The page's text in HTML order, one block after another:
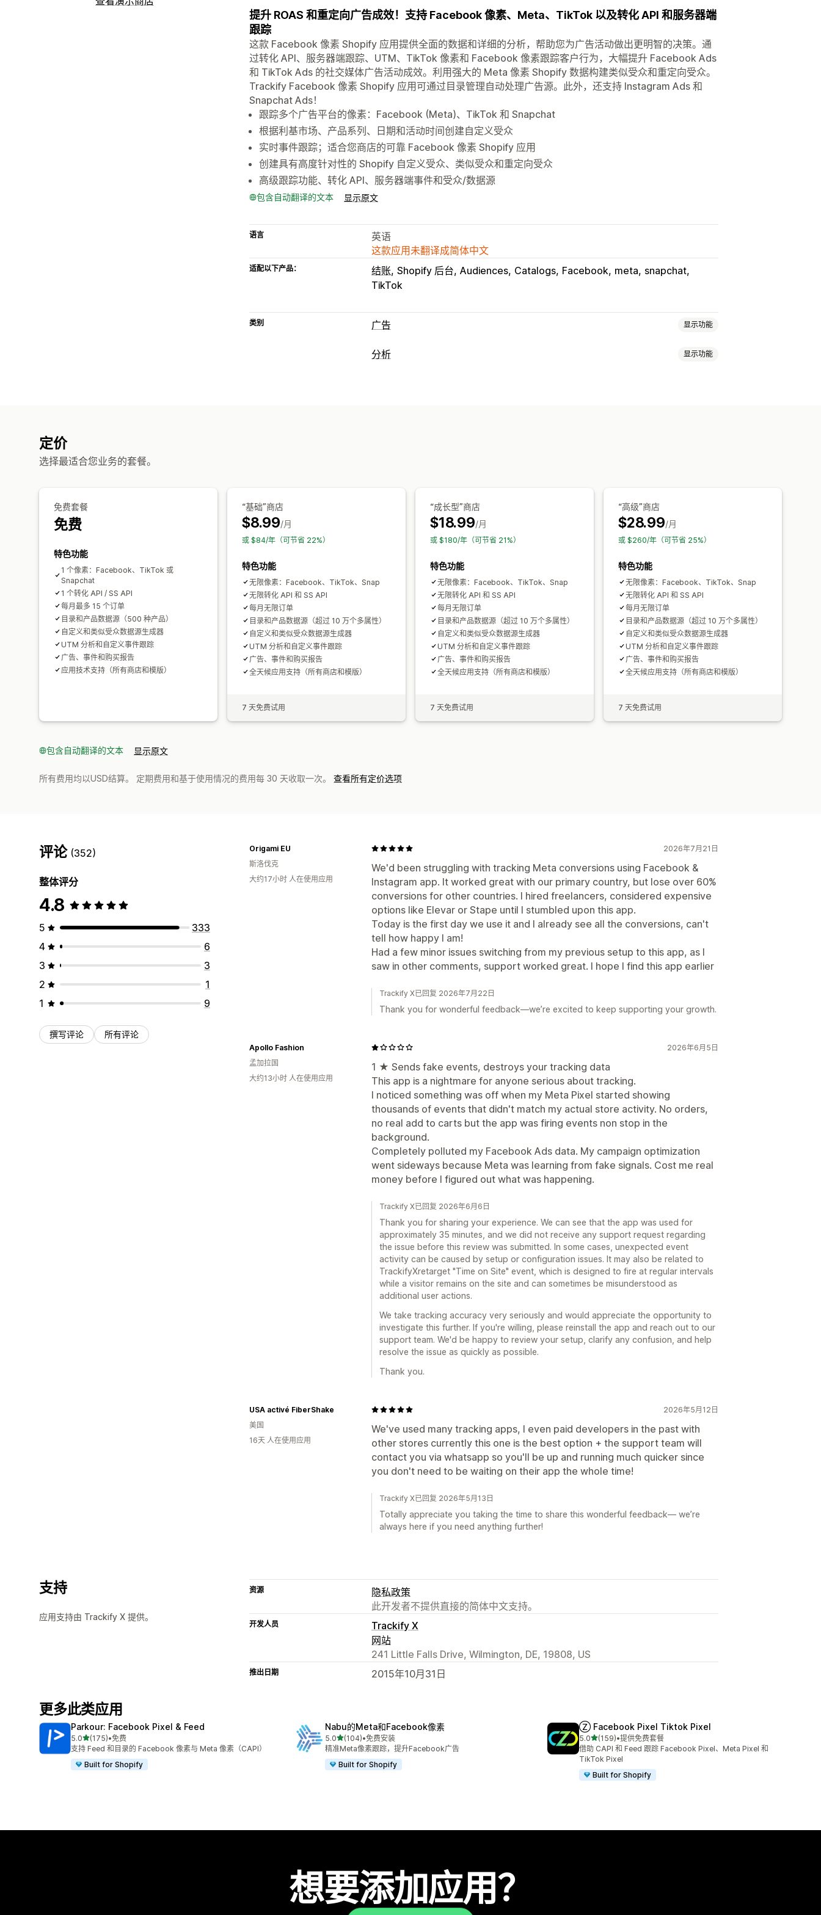
提升 ROAS 和重定向广告成效！支持 Facebook 像素、Meta、TikTok 以及转化 API 和服务器端
跟踪
这款 Facebook 像素 Shopify 应用提供全面的数据和详细的分析，帮助您为广告活动做出更明智的决策。通
过转化 API、服务器端跟踪、UTM、TikTok 像素和 Facebook 像素跟踪客户行为，大幅提升 Facebook Ads
和 TikTok Ads 的社交媒体广告活动成效。利用强大的 Meta 像素 Shopify 数据构建类似受众和重定向受众。
Trackify Facebook 像素 Shopify 应用可通过目录管理自动处理广告源。此外，还支持 Instagram Ads 和
Snapchat Ads！
跟踪多个广告平台的像素：Facebook (Meta)、TikTok 和 Snapchat
根据利基市场、产品系列、日期和活动时间创建自定义受众
实时事件跟踪；适合您商店的可靠 Facebook 像素 Shopify 应用
创建具有高度针对性的 Shopify 自定义受众、类似受众和重定向受众
高级跟踪功能、转化 API、服务器端事件和受众/数据源
包含自动翻译的文本 显示原文
语言
英语
这款应用未翻译成简体中文
适配以下产品： 结账 Shopify 后台 Audiences Catalogs Facebook meta snapchat
TikTok
类别 广告 显示功能
定向
分析 显示功能
自定义报告
定价
选择最适合您业务的套餐。
免费套餐
免费
特色功能
1 个像素：Facebook、TikTok 或
Snapchat
1 个转化 API / SS API
每月最多 15 个订单
目录和产品数据源（500 种产品）
自定义和类似受众数据源生成器
UTM 分析和自定义事件跟踪
广告、事件和购买报告
应用技术支持（所有商店和模版）
“基础”商店
$8.99/月
或 $84/年（可节省 22%）
特色功能
无限像素：Facebook、TikTok、Snap
无限转化 API 和 SS API
每月无限订单
目录和产品数据源（超过 10 万个多属性）
自定义和类似受众数据源生成器
UTM 分析和自定义事件跟踪
广告、事件和购买报告
全天候应用支持（所有商店和模版）
7 天免费试用
“成长型”商店
$18.99/月
或 $180/年（可节省 21%）
特色功能
无限像素：Facebook、TikTok、Snap
无限转化 API 和 SS API
每月无限订单
目录和产品数据源（超过 10 万个多属性）
自定义和类似受众数据源生成器
UTM 分析和自定义事件跟踪
广告、事件和购买报告
全天候应用支持（所有商店和模版）
7 天免费试用
“高级”商店
$28.99/月
或 $260/年（可节省 25%）
特色功能
无限像素：Facebook、TikTok、Snap
无限转化 API 和 SS API
每月无限订单
目录和产品数据源（超过 10 万个多属性）
自定义和类似受众数据源生成器
UTM 分析和自定义事件跟踪
广告、事件和购买报告
全天候应用支持（所有商店和模版）
7 天免费试用
包含自动翻译的文本 显示原文
所有费用均以USD结算。 定期费用和基于使用情况的费用每 30 天收取一次。 查看所有定价选项
评论 (352)
整体评分
4.8
5
333
4
6
3
3
2
1
1
9
撰写评论 所有评论
2026年7月21日
We'd been struggling with tracking Meta conversions using Facebook &
Instagram app. It worked great with our primary country, but lose over 60%
conversions for other countries. I hired freelancers, considered expensive
options like Elevar or Stape until I stumbled upon this app.
Today is the first day we use it and I already see all the conversions, can't
tell how happy I am!
Had a few minor issues switching from my previous setup to this app, as I
saw in other comments, support worked great. I hope I find this app earlier
Origami EU
斯洛伐克
大约17小时 人在使用应用
Trackify X已回复 2026年7月22日
Thank you for wonderful feedback—we’re excited to keep supporting your growth.
2026年6月5日
1 ★ Sends fake events, destroys your tracking data
This app is a nightmare for anyone serious about tracking.
I noticed something was off when my Meta Pixel started showing
thousands of events that didn't match my actual store activity. No orders,
no real add to carts but the app was firing events non stop in the
background.
Completely polluted my Facebook Ads data. My campaign optimization
went sideways because Meta was learning from fake signals. Cost me real
money before I figured out what was happening.
Apollo Fashion
孟加拉国
大约13小时 人在使用应用
Trackify X已回复 2026年6月6日
Thank you for sharing your experience. We can see that the app was used for
approximately 35 minutes, and we did not receive any support request regarding
the issue before this review was submitted. In some cases, unexpected event
activity can be caused by setup or configuration issues. It may also be related to
TrackifyXretarget "Time on Site" event, which is designed to fire at regular intervals
while a visitor remains on the site and can sometimes be misunderstood as
additional user actions.
We take tracking accuracy very seriously and would appreciate the opportunity to
investigate this further. If you're willing, please reinstall the app and reach out to our
support team. We'd be happy to review your setup, clarify any confusion, and help
resolve the issue as quickly as possible.
Thank you.
2026年5月12日
We've used many tracking apps, I even paid developers in the past with
other stores currently this one is the best option + the support team will
contact you via whatsapp so you'll be up and running much quicker since
you don't need to be waiting on their app the whole time!
USA activé FiberShake
美国
16天 人在使用应用
Trackify X已回复 2026年5月13日
Totally appreciate you taking the time to share this wonderful feedback— we’re
always here if you need anything further!
支持
应用支持由 Trackify X 提供。
资源
隐私政策
此开发者不提供直接的简体中文支持。
开发人员
Trackify X
网站
241 Little Falls Drive, Wilmington, DE, 19808, US
推出日期 2015年10月31日
更多此类应用
Parkour: Facebook Pixel & Feed
5.0星（满分 5 星）
(175)
总共 175 条评论
•免费
支持 Feed 和目录的 Facebook 像素与 Meta 像素（CAPI）
Built for Shopify
Nabu的Meta和Facebook像素
5.0星（满分 5 星）
(104)
总共 104 条评论
•免费安装
精准Meta像素跟踪，提升Facebook广告
Built for Shopify
Ⓩ Facebook Pixel Tiktok Pixel
5.0星（满分 5 星）
(159)
总共 159 条评论
•提供免费套餐
借助 CAPI 和 Feed 跟踪 Facebook Pixel、Meta Pixel 和
TikTok Pixel
Built for Shopify
想要添加应用？